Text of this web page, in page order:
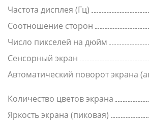
Частота дисплея (Гц)
Соотношение сторон
Число пикселей на дюйм
Сенсорный экран
Автоматический поворот экрана
Количество цветов экрана
Яркость экрана (пиковая)